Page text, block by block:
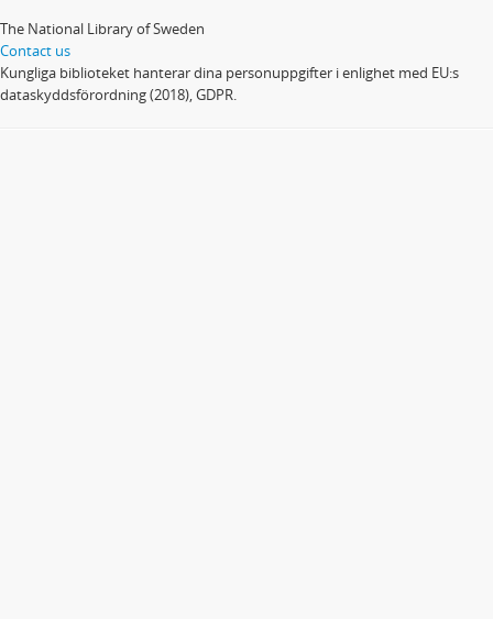
The National Library of Sweden
Contact us
Kungliga biblioteket hanterar dina personuppgifter i enlighet med EU:s
dataskyddsförordning (2018), GDPR.